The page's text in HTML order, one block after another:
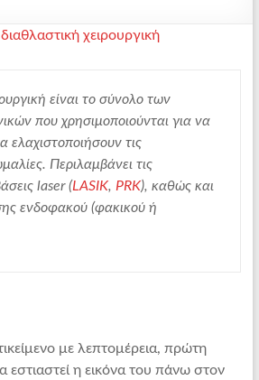
είναι το σύνολο των
που χρησιμοποιούνται για να
ελαχιστοποιήσουν τις
Περιλαμβάνει τις
laser (LASIK, PRK), καθώς και
ενδοφακού (φακικού ή
με λεπτομέρεια, πρώτη
εστιαστεί η εικόνα του πάνω στον